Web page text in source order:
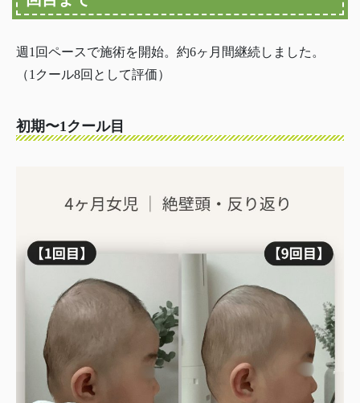
週1回ペースで施術を開始。約6ヶ月間継続しました。
（1クール8回として評価）
初期〜1クール目